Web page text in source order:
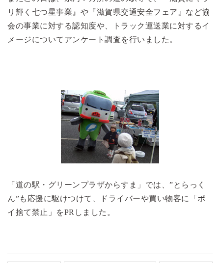
リ輝く七つ星事業』や『滋賀県交通安全フェア』など協
会の事業に対する認知度や、トラック運送業に対するイ
メージについてアンケート調査を行いました。
「道の駅・グリーンプラザからすま」では、”とらっく
ん”も応援に駆けつけて、ドライバーや買い物客に「ポ
イ捨て禁止」をPRしました。